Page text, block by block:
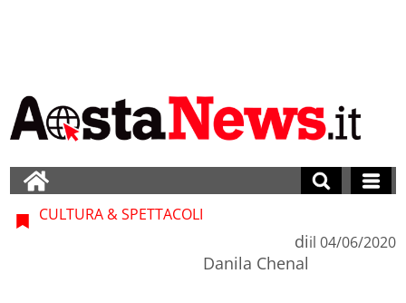
CULTURA & SPETTACOLI
di
Danila Chenal
il 04/06/2020